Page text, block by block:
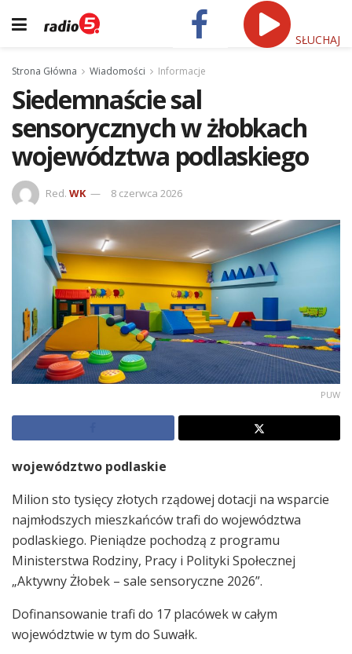
SŁUCHAJ
Strona Główna Wiadomości Informacje
Siedemnaście sal
sensorycznych w żłobkach
województwa podlaskiego
Red. WK 8 czerwca 2026
PUW
województwo podlaskie
Milion sto tysięcy złotych rządowej dotacji na wsparcie
najmłodszych mieszkańców trafi do województwa
podlaskiego. Pieniądze pochodzą z programu
Ministerstwa Rodziny, Pracy i Polityki Społecznej
„Aktywny Żłobek – sale sensoryczne 2026”.
Dofinansowanie trafi do 17 placówek w całym
województwie w tym do Suwałk.